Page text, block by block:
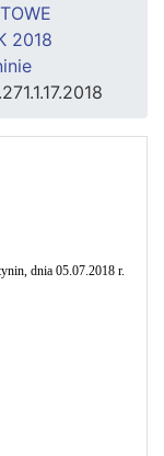
2018
dnia 05.07.2018 r.